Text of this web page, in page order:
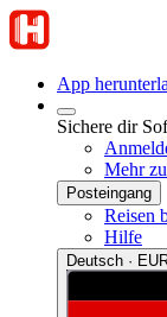
App
Sichere dir
Mehr
Posteingang
Reisen
Hilfe
Deutsch ·